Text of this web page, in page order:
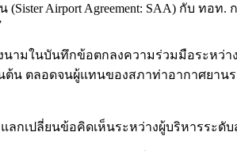
Airport Agreement: SAA) กับ ทอท
ามในบันทึกข้อตกลงความร่วมมือระหว่
ตลอดจนผู้แทนของสภาท่าอากาศยานร
กเปลี่ยนข้อคิดเห็นระหว่างผู้บริหารระดั